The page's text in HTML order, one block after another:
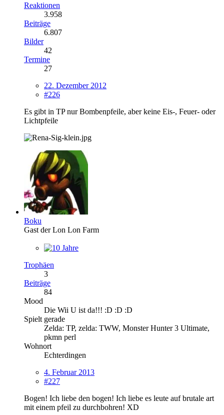
Reaktionen
3.958
Beiträge
6.807
Bilder
42
Termine
27
22. Dezember 2012
#226
Es gibt in TP nur Bombenpfeile, aber keine Eis-, Feuer- oder
Lichtpfeile
Boku
Gast der Lon Lon Farm
Trophäen
3
Beiträge
84
Mood
Die Wii U ist da!!! :D :D :D
Spielt gerade
Zelda: TP, zelda: TWW, Monster Hunter 3 Ultimate,
pkmn perl
Wohnort
Echterdingen
4. Februar 2013
#227
Bogen! Ich liebe den bogen! Ich liebe es leute auf brutale art
mit einem pfeil zu durchbohren! XD